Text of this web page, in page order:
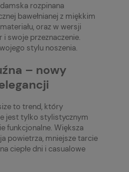
rozpinana
bawełnianej z miękkim
oraz w wersji
i swoje przeznaczenie.
stylu noszenia.
– nowy
to trend, który
jest tylko stylistycznym
funkcjonalne. Większa
powietrza, mniejsze tarcie
ciepłe dni i casualowe